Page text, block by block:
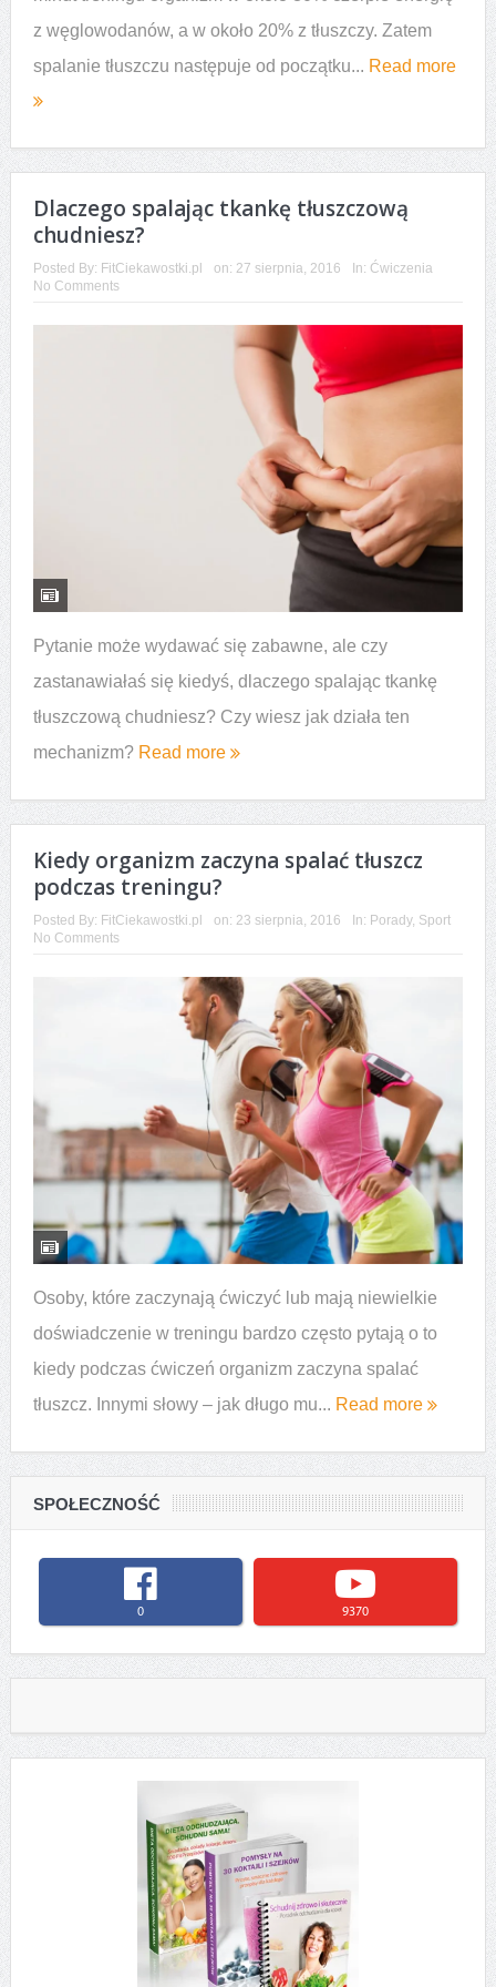
z węglowodanów, a w około 20% z tłuszczy. Zatem
spalanie tłuszczu następuje od początku... Read more
Dlaczego spalając tkankę tłuszczową
chudniesz?
Posted By: FitCiekawostki.pl on: 27 sierpnia, 2016 In: Ćwiczenia
No Comments
Pytanie może wydawać się zabawne, ale czy
zastanawiałaś się kiedyś, dlaczego spalając tkankę
tłuszczową chudniesz? Czy wiesz jak działa ten
mechanizm? Read more
Kiedy organizm zaczyna spalać tłuszcz
podczas treningu?
Posted By: FitCiekawostki.pl on: 23 sierpnia, 2016 In: Porady, Sport
No Comments
Osoby, które zaczynają ćwiczyć lub mają niewielkie
doświadczenie w treningu bardzo często pytają o to
kiedy podczas ćwiczeń organizm zaczyna spalać
tłuszcz. Innymi słowy – jak długo mu... Read more
SPOŁECZNOŚĆ
0 9370